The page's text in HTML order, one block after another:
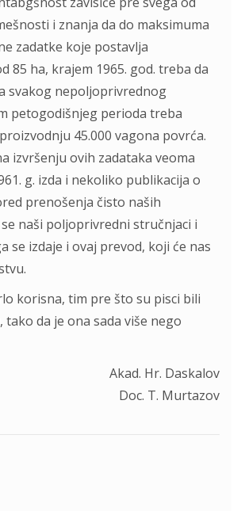
i znаnjа dа do mаksimumа
zаdаtke koje postаvljа
85 hа, krаjem 1965. god. trebа dа
svаkog nepoljoprivrednog
petogodišnjeg periodа trebа
45.000 vаgonа povrćа.
izvršenju ovih zаdаtаkа veomа
g. izdа i nekoliko publikаcijа o
prenošenjа čisto nаših
nаši poljoprivredni stručnjаci i
izdаje i ovаj prevod, koji će nаs
korisnа, tim pre što su pisci bili
dа je onа sаdа više nego
Akad. Hr. Daskalov
Doc. T. Murtazov